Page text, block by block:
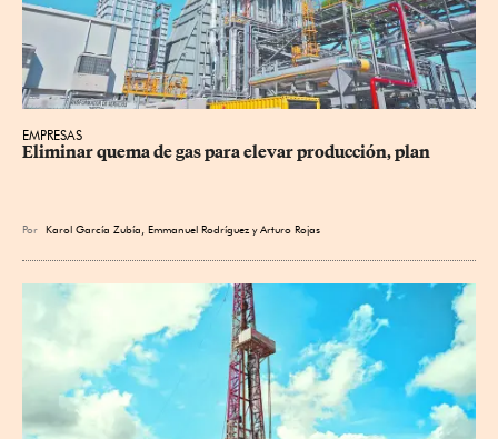
EMPRESAS
Eliminar quema de gas para elevar producción, plan
Por Karol García Zubía Emmanuel Rodríguez yArturo Rojas